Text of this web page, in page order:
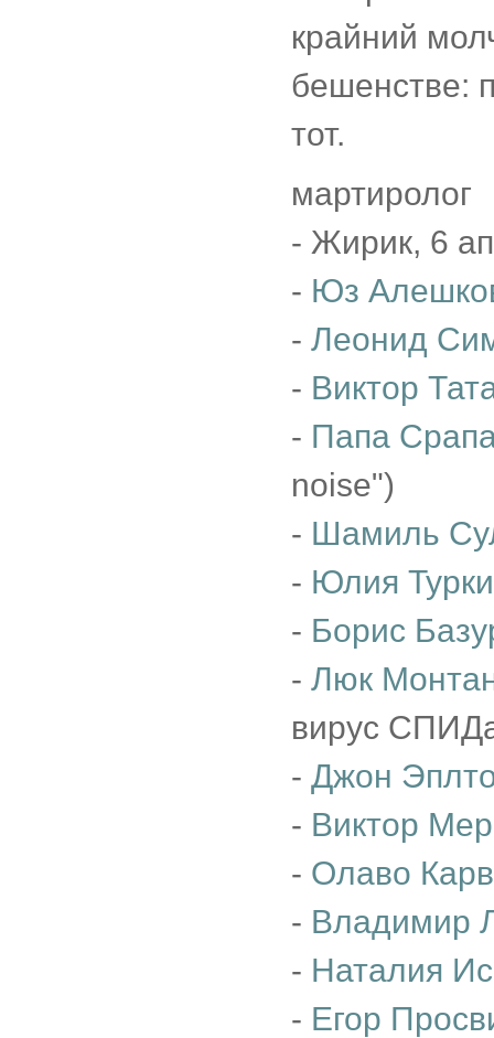
крайний
бешенстве:
тот.
мартиролог
- Жирик, 6
- Юз
- Леонид
- Виктор
- Папа
noise")
- Шамиль
- Юлия
- Борис
- Люк
вирус
- Джон
- Виктор
- Олаво
- Владимир
- Наталия
- Егор